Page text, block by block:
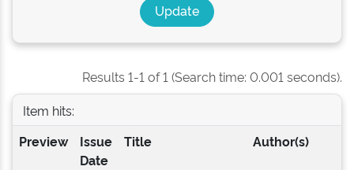
Results 1-1 of 1 (Search time: 0.001 seconds).
Item hits:
Preview
Issue
Date
Title Author(s)